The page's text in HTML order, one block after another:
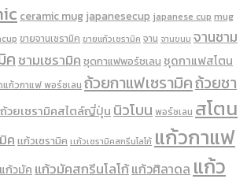
ceramic mug japanesecup japanese cup mug
ขายจานเซรามิค ขายแก้วเซรามิค จาน จานขนม จานชาม
คชามเซรามิคชุดกาแฟพอร์ชเลน ชุดกาแฟสโตน
ก้วกาแฟ พอร์ซเลน ถ้วยกาแฟเซรามิคถ้วยชา
ถ้วยเซรามิคสไตล์ญี่ปุ่นนิวโบนพอร์ซเลน สโตน
คเเก้วเซรามิค เเก้วเซรามิคสกรีนโลโก้ แก้วกาแฟ
แก้วมัคแก้วมัคสกรีนโลโก้แก้วศิลาดลแก้ว